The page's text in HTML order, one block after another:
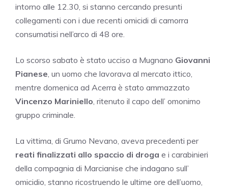
intorno alle 12.30, si stanno cercando presunti
collegamenti con i due recenti omicidi di camorra
consumatisi nell’arco di 48 ore.
Lo scorso sabato è stato ucciso a Mugnano Giovanni
Pianese, un uomo che lavorava al mercato ittico,
mentre domenica ad Acerra è stato ammazzato
Vincenzo Mariniello, ritenuto il capo dell’ omonimo
gruppo criminale.
La vittima, di Grumo Nevano, aveva precedenti per
reati finalizzati allo spaccio di droga e i carabinieri
della compagnia di Marcianise che indagano sull’
omicidio, stanno ricostruendo le ultime ore dell’uomo,